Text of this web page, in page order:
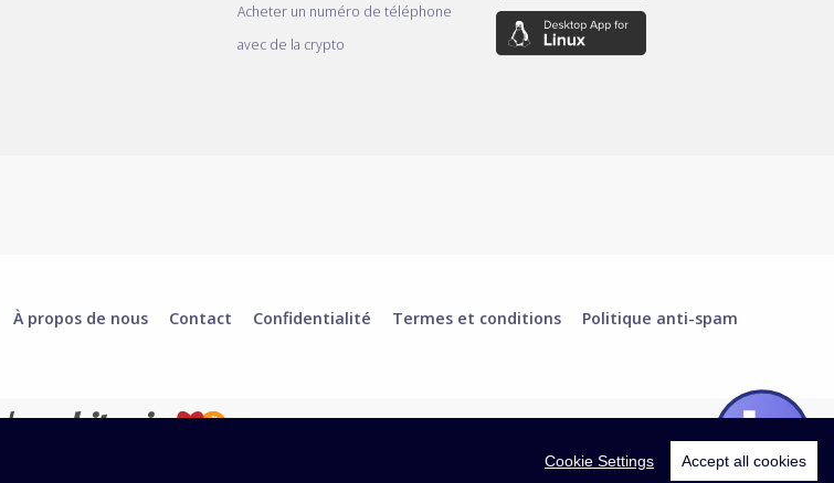
Acheter un numéro de téléphone
avec de la crypto
À propos de nous Contact Confidentialité Termes et conditions Politique anti-spam
Cookie Settings Accept all cookies